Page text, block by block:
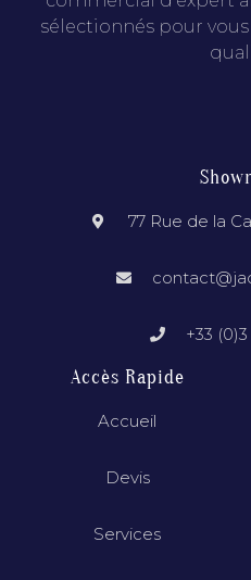
sélectionnés pour
77 Rue de la
+33
Accès Rapide
Accueil
Devis
Services